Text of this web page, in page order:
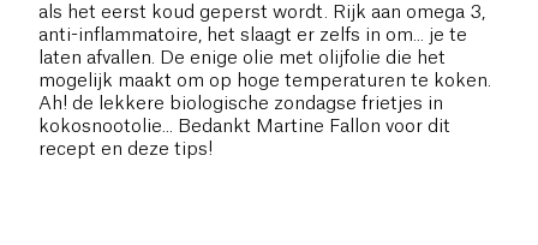
als het eerst koud geperst wordt. Rijk aan omega 3,
anti-inflammatoire, het slaagt er zelfs in om... je te
laten afvallen. De enige olie met olijfolie die het
mogelijk maakt om op hoge temperaturen te koken.
Ah! de lekkere biologische zondagse frietjes in
kokosnootolie... Bedankt Martine Fallon voor dit
recept en deze tips!